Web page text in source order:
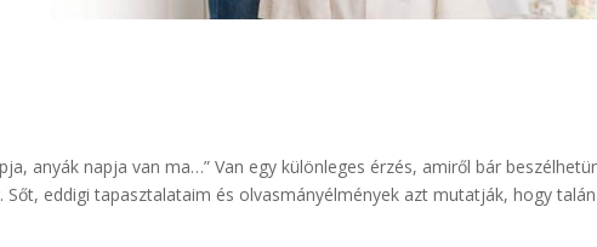
anyák napja van ma…” Van egy különleges érzés, amiről bár
Sőt, eddigi tapasztalataim és olvasmányélmények azt mutatják, hogy talán